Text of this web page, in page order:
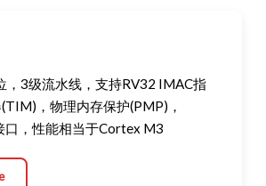
，3级流水线，支持RV32 IMAC指
，物理内存保护(PMP)，
口，性能相当于Cortex M3